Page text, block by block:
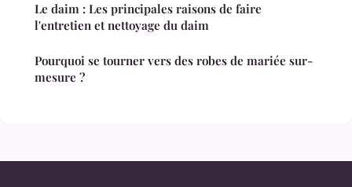
Le daim : Les principales raisons de faire
l'entretien et nettoyage du daim
Pourquoi se tourner vers des robes de mariée sur-
mesure ?